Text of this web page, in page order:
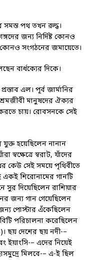
সমস্ত পথ তখন রুদ্ধ।
জন্য নির্দিষ্ট কোনও
কোনও সংগঠনের জমায়েতে।
বার্ধক্যের দিকে।
এল। পূর্ব জার্মানির
মানুষদের ঐক্যর
চায়। রোবসনকে সেই
যুক্ত হয়েছিলেন নানান
স্বরাট, যাঁদের
কেউ সেই সময়ে পৃথিবীতে
শিরোনামের গানটি
সুর দিয়েছিলেন রাশিয়ার
জন্য গান গেয়েছিলেন
পোস্টার এঁকেছিলেন
পরিচালনা করেছিলেন
ছয় দেশের ছয় নদী-–
ইয়াংসি-– এদের নিয়েই
মিলবে-– এ-ই ছিল